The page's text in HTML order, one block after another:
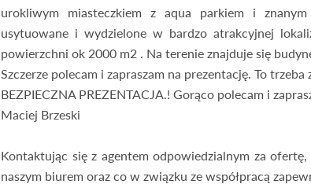
urokliwym miasteczkiem z aqua parkiem i
usytuowane i wydzielone w bardzo atrakcyjnej
powierzchni ok 2000 m2 . Na terenie znajduje się
Szczerze polecam i zapraszam na prezentację. To trzeba
BEZPIECZNA PREZENTACJA.! Gorąco polecam i
Maciej Brzeski
Kontaktując się z agentem odpowiedzialnym za
naszym biurem oraz co w związku ze współpracą